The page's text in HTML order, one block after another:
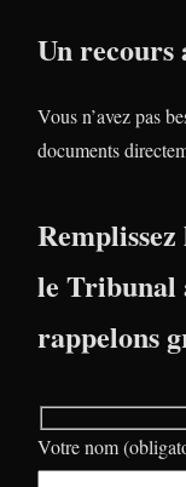
Un
Vous n’avez pas
documents
le Tribunal
rappelons
Votre nom